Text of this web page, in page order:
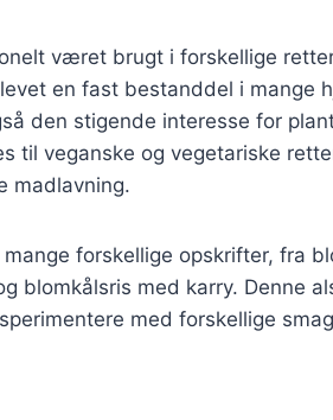
været brugt i forskellige
en fast bestanddel i mange
den stigende interesse for
til veganske og vegetariske
madlavning.
forskellige opskrifter, fra
blomkålsris med karry. Denne
med forskellige